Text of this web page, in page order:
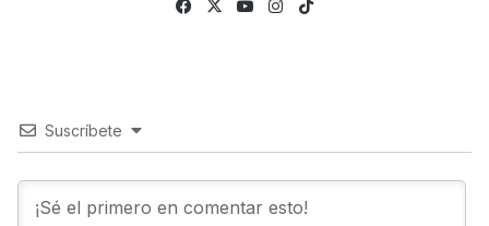
Facebook
X YouTubeInstagram
Suscríbete